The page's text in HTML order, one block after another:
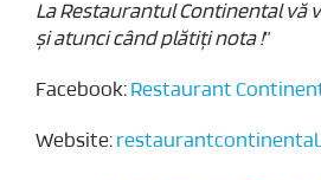
La Restaurantul Continental vă
şi atunci când plătiţi nota !”
Facebook: Restaurant
Website: